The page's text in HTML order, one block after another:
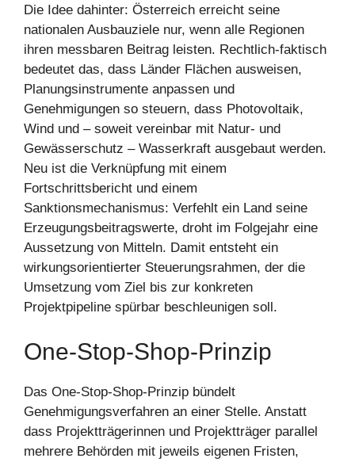
Die Idee dahinter: Österreich erreicht seine
nationalen Ausbauziele nur, wenn alle Regionen
ihren messbaren Beitrag leisten. Rechtlich-faktisch
bedeutet das, dass Länder Flächen ausweisen,
Planungsinstrumente anpassen und
Genehmigungen so steuern, dass Photovoltaik,
Wind und – soweit vereinbar mit Natur- und
Gewässerschutz – Wasserkraft ausgebaut werden.
Neu ist die Verknüpfung mit einem
Fortschrittsbericht und einem
Sanktionsmechanismus: Verfehlt ein Land seine
Erzeugungsbeitragswerte, droht im Folgejahr eine
Aussetzung von Mitteln. Damit entsteht ein
wirkungsorientierter Steuerungsrahmen, der die
Umsetzung vom Ziel bis zur konkreten
Projektpipeline spürbar beschleunigen soll.
One-Stop-Shop-Prinzip
Das One-Stop-Shop-Prinzip bündelt
Genehmigungsverfahren an einer Stelle. Anstatt
dass Projektträgerinnen und Projektträger parallel
mehrere Behörden mit jeweils eigenen Fristen,